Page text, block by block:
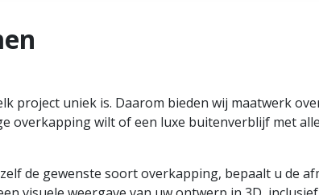
project uniek is. Daarom bieden wij maatwerk
overkapping wilt of een luxe buitenverblijf met
de gewenste soort overkapping, bepaalt u de